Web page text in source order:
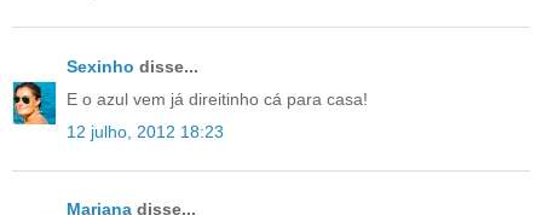
Sexinho disse...
E o azul vem já direitinho cá para casa!
12 julho, 2012 18:23
Mariana disse...